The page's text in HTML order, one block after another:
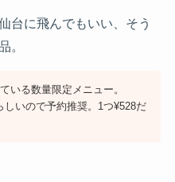
台に飛んでもいい、そう
。
いる数量限定メニュー。
いので予約推奨。1つ¥528だ